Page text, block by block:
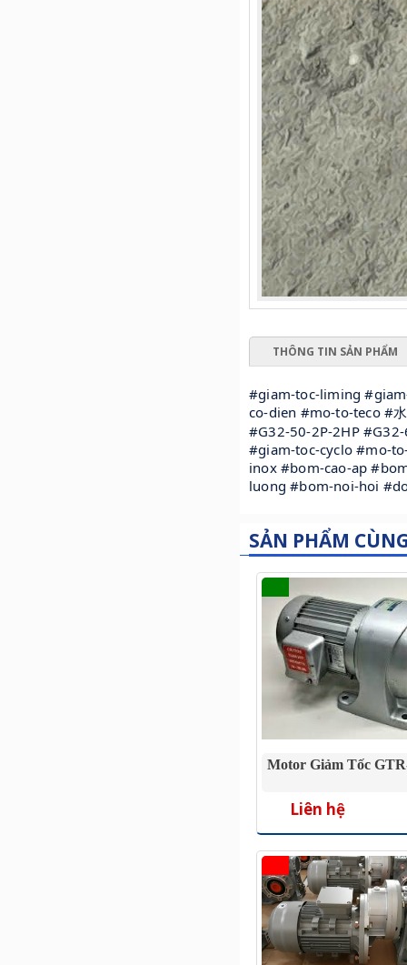
THÔNG TIN SẢN PHẨM
#giam-toc-liming
co-dien #mo-to-teco #
#G32-50-2P-2HP
#giam-toc-cyclo #mo-
inox #bom-cao-ap
luong #bom-noi-hoi
SẢN PHẨM
Motor Giảm Tốc
Liên hệ